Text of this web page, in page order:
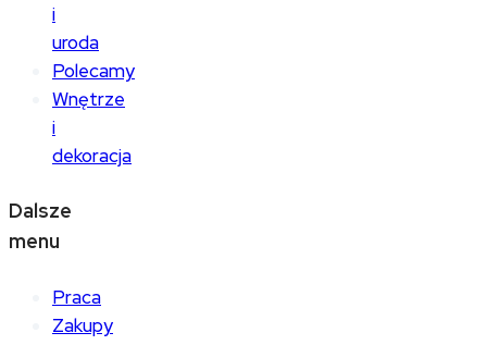
i
uroda
Polecamy
Wnętrze
i
dekoracja
Dalsze
menu
Praca
Zakupy